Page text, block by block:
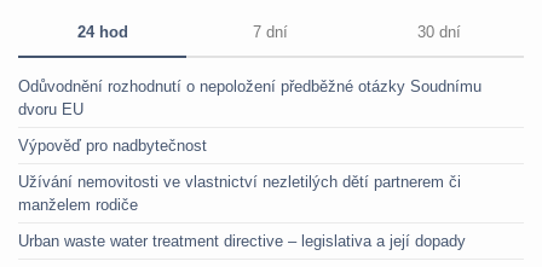
24 hod 7 dní 30 dní
Odůvodnění rozhodnutí o nepoložení předběžné otázky Soudnímu
dvoru EU
Výpověď pro nadbytečnost
Užívání nemovitosti ve vlastnictví nezletilých dětí partnerem či
manželem rodiče
Urban waste water treatment directive – legislativa a její dopady